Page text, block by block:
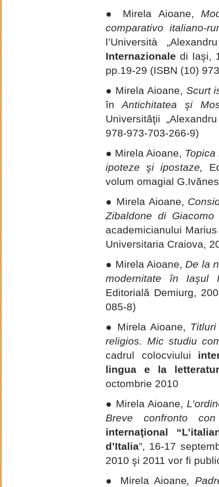
● Mirela Aioane,
comparativo italiano-
l’Università
Internazionale di Iaşi,
pp.19-29 (ISBN (10)
● Mirela Aioane, Scurt
în Antichitatea şi
Universităţii
978-973-703-266-9)
● Mirela Aioane,
ipoteze şi ipostaze,
volum omagial
● Mirela Aioane,
Zibaldone di Giacomo
academicianului
Universitaria Craiova,
● Mirela Aioane,De la
modernitate în Iaşul
Editorială Demiurg,
085-8)
● Mirela Aioane,
religios. Mic studiu
cadrul colocviului
lingua e la
octombrie 2010
● Mirela Aioane,
Breve confronto
internaţional
d’Italia”, 16-17
2010 şi 2011 vor fi
●
Mirela Aioane,